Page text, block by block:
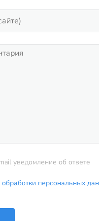
уведомление об ответе
обработки персональных